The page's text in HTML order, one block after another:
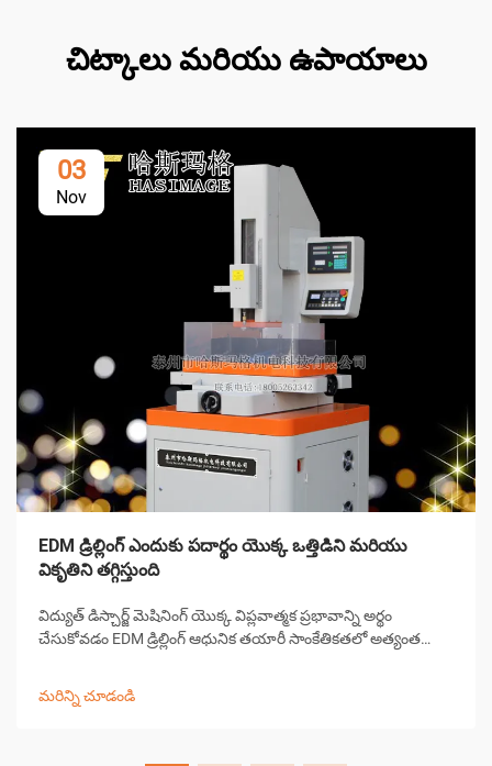
చిట్కాలు మరియు ఉపాయాలు
03
Nov
EDM డ్రిల్లింగ్ ఎందుకు పదార్థం యొక్క ఒత్తిడిని మరియు
వికృతిని తగ్గిస్తుంది
విద్యుత్ డిస్చార్జ్ మెషినింగ్ యొక్క విప్లవాత్మక ప్రభావాన్ని అర్థం
చేసుకోవడం EDM డ్రిల్లింగ్ ఆధునిక తయారీ సాంకేతికతలో అత్యంత
మరిన్ని చూడండి